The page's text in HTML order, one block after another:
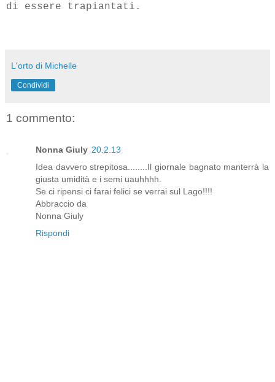
di essere trapiantati.
L'orto di Michelle
Condividi
1 commento:
Nonna Giuly 20.2.13
Idea davvero strepitosa........Il giornale bagnato manterrà la
giusta umidità e i semi uauhhhh.
Se ci ripensi ci farai felici se verrai sul Lago!!!!
Abbraccio da
Nonna Giuly
Rispondi